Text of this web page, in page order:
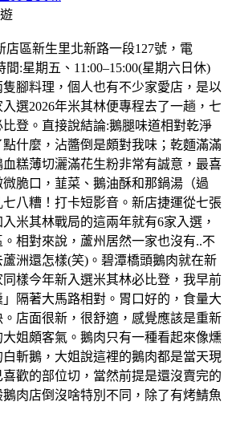
店區新生里北新路一段127號，電
間:星期五、11:00–15:00(星期六日休)
腳料理，個人也有不少家愛店，是以
選2026年米其林便專程去了一趟，七
登。直接說結論:鵝腿味道相對乾淨
什麼，沾醬倒是頗對我味；乾麵滿滿
糕薄切灑滿花生粉非常有誠意，最喜
脆口，韮菜、鵝油酥和那鍋湯（過
八糟！打卡短影音。新店捷運從七張
米其林戰局的這兩年就有6家入選，
相對來說，蘆州居然一家也沒有..不
洲還怎樣(笑)。碧潭橋頭鵝肉就在新
樣今年新入選米其林必比登，我早前
隔著大馬路相對。胃口好的，食量大
店面很新，很舒適，感覺應該是重新
姐頗客氣。鵝肉只有一種看起來像燻
斬鵝，大姐說這裡的鵝肉都是當天現
歡的部位切，當然前提是還沒賣完的
肉店倒沒啥特別不同，除了有烤鯖魚